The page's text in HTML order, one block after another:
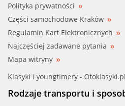
Polityka prywatności
Części samochodowe Kraków
Regulamin Kart Elektronicznych
Najczęściej zadawane pytania
Mapa witryny
Klasyki i youngtimery - Otoklasyki.pl
Rodzaje transportu i